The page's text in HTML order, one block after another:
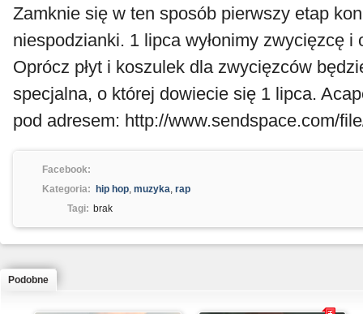
Zamknie się w ten sposób pierwszy etap
niespodzianki. 1 lipca wyłonimy zwycięzcę i
Oprócz płyt i koszulek dla zwycięzców
specjalna, o której dowiecie się 1 lipca.
pod adresem: http://www.sendspace.com/
Facebook:
Kategoria:
hip hop, muzyka, rap
Tagi: brak
Podobne